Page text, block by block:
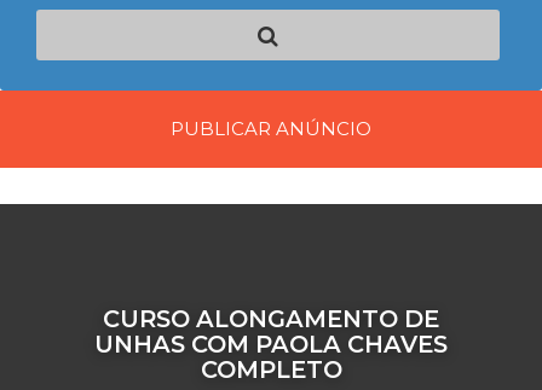
PUBLICAR ANÚNCIO
CURSO ALONGAMENTO DE
UNHAS COM PAOLA CHAVES
COMPLETO